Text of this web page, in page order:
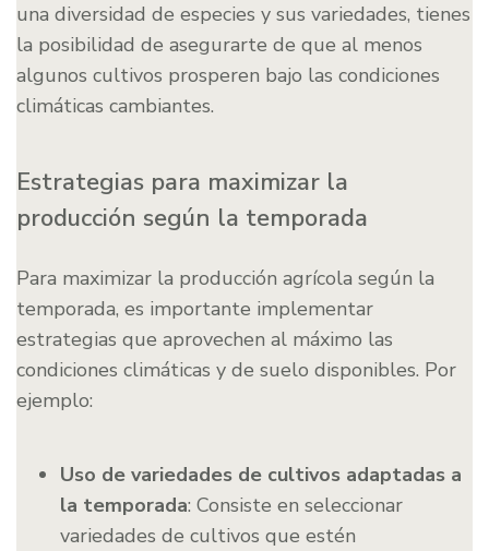
una diversidad de especies y sus variedades, tienes
la posibilidad de asegurarte de que al menos
algunos cultivos prosperen bajo las condiciones
climáticas cambiantes.
Estrategias para maximizar la
producción según la temporada
Para maximizar la producción agrícola según la
temporada, es importante implementar
estrategias que aprovechen al máximo las
condiciones climáticas y de suelo disponibles. Por
ejemplo:
Uso de variedades de cultivos adaptadas a
la temporada: Consiste en seleccionar
variedades de cultivos que estén